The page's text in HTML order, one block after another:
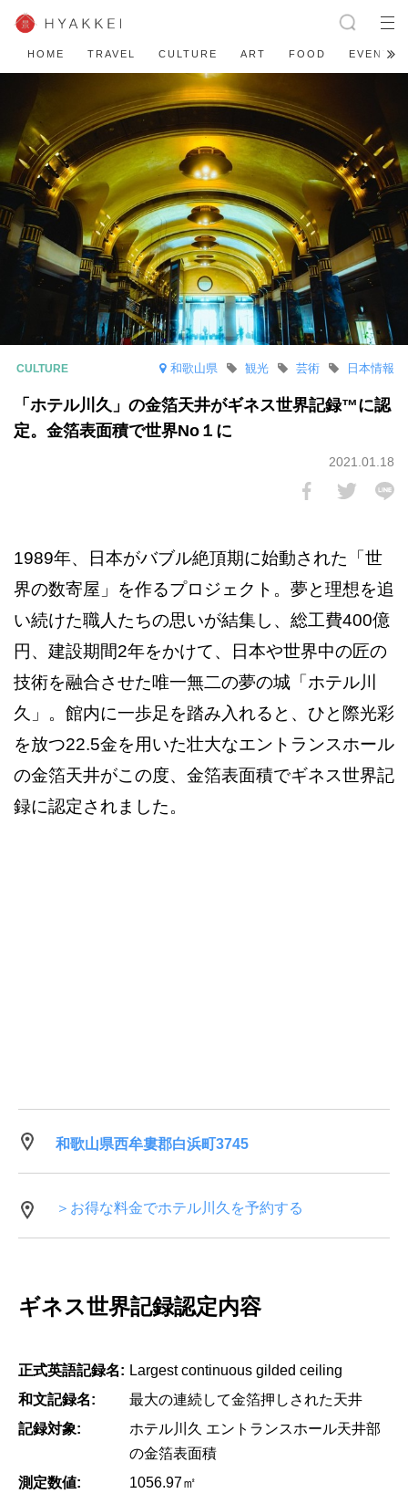
HOME TRAVEL CULTURE ART FOOD EVENT
和歌山県 日本情報
芸術
観光
「ホテル川久」の金箔天井がギネス世界記録™に認
定。金箔表面積で世界No１に
2021.01.18
1989年、日本がバブル絶頂期に始動された「世
界の数寄屋」を作るプロジェクト。夢と理想を追
い続けた職人たちの思いが結集し、総工費400億
円、建設期間2年をかけて、日本や世界中の匠の
技術を融合させた唯一無二の夢の城「ホテル川
久」。館内に一歩足を踏み入れると、ひと際光彩
を放つ22.5金を用いた壮大なエントランスホール
の金箔天井がこの度、金箔表面積でギネス世界記
録に認定されました。
和歌山県西牟婁郡白浜町3745
＞お得な料金でホテル川久を予約する
ギネス世界記録認定内容
正式英語記録名: Largest continuous gilded ceiling
和文記録名:
最大の連続して金箔押しされた天井
記録対象:
ホテル川久 エントランスホール天井部
の金箔表面積
測定数値:
1056.97㎡